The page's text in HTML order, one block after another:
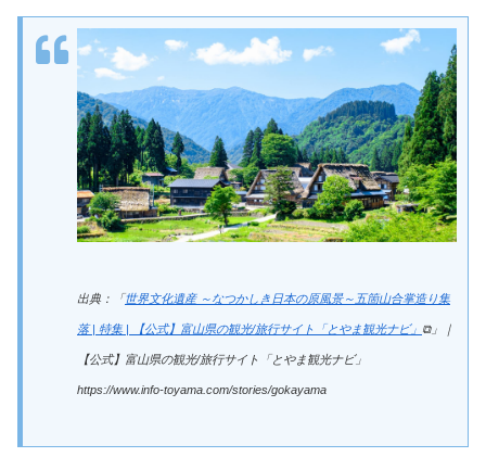
出典：「世界文化遺産 ～なつかしき日本の原風景～五箇山合掌造り集
落 | 特集 | 【公式】富山県の観光/旅行サイト「とやま観光ナビ」 ⧉」｜
【公式】富山県の観光/旅行サイト「とやま観光ナビ」
https://www.info-toyama.com/stories/gokayama